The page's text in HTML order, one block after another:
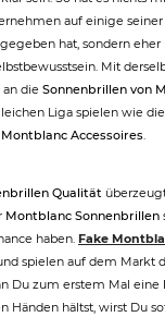
auf einige
hat, sondern
Mit
die Sonnenbrillen von
Liga spielen wie
Montblanc Accessoires.
Qualität
Montblanc Sonnenbrillen
haben. Fake
spielen auf dem Markt
Du zum erstem Mal eine
Händen hältst, wirst Du